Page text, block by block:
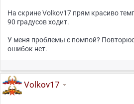
На скрине Volkov17 прям красиво
90 градусов ходит.
У меня проблемы с помпой?
ошибок нет.
Volkov17